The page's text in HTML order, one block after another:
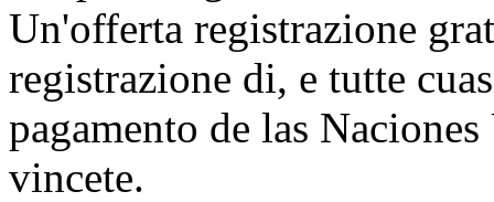
Un'offerta registrazione
registrazione di, e tutte
pagamento de las
vincete.